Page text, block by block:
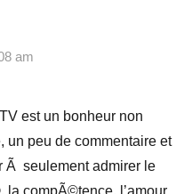
am
est un bonheur non
peu de commentaire et
Ã seulement admirer le
la compÃ©tence, l’amour